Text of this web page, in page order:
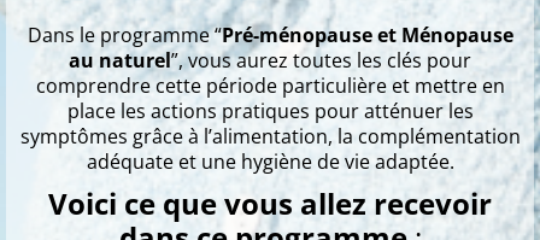
Dans le programme “Pré-ménopause et Ménopause
au naturel”, vous aurez toutes les clés pour
comprendre cette période particulière et mettre en
place les actions pratiques pour atténuer les
symptômes grâce à l’alimentation, la complémentation
adéquate et une hygiène de vie adaptée.
Voici ce que vous allez recevoir